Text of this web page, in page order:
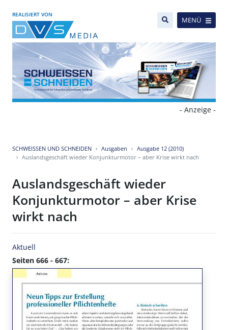
REALISIERT VON
MENÜ
- Anzeige -
SCHWEISSEN UND SCHNEIDEN Ausgaben
Ausgabe 12 (2010)
Auslandsgeschäft wieder Konjunkturmotor – aber Krise wirkt nach
Auslandsgeschäft wieder
Konjunkturmotor – aber Krise
wirkt nach
Aktuell
Seiten 666 - 667: